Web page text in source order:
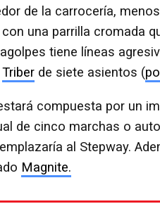
de la carrocería,
con una parrilla cromada
tiene líneas
Triber de siete asientos (
compuesta por un
de cinco marchas o
al Stepway.
Magnite.